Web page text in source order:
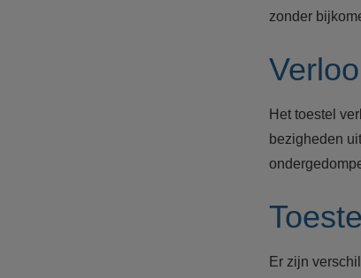
zonder
Het toestel
bezigheden
Er zijn